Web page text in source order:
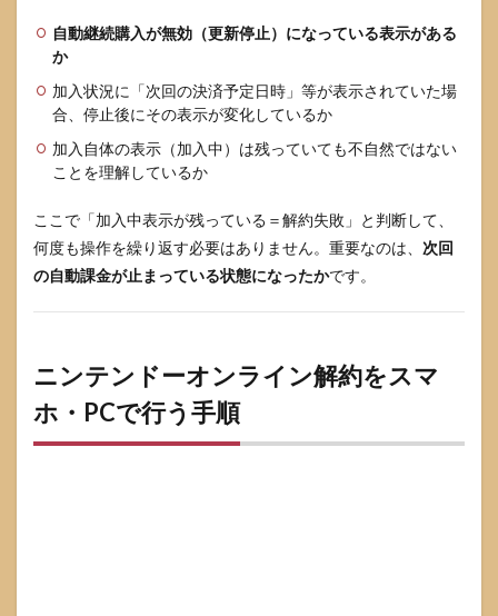
えま
7.5
後も
ダウ
ード
ソフ
トは
遊べ
か？
まと
め
自動継続購入が無効（更新停止）になっている表示がある
か
加入状況に「次回の決済予定日時」等が表示されていた場
合、停止後にその表示が変化しているか
加入自体の表示（加入中）は残っていても不自然ではない
ことを理解しているか
ここで「加入中表示が残っている＝解約失敗」と判断して、
何度も操作を繰り返す必要はありません。重要なのは、 次回
の自動課金が止まっている状態になったかです。
ニンテンドーオンライン解約をスマ
ホ・PCで行う手順